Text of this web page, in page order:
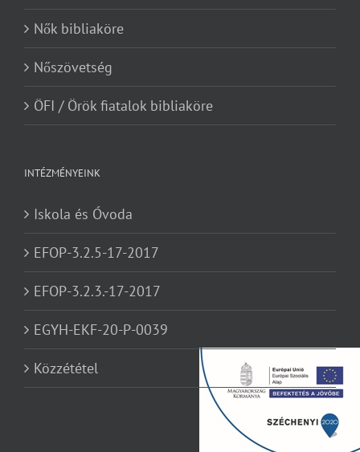
Nők bibliaköre
Nőszövetség
ÖFI / Örök fiatalok bibliaköre
INTÉZMÉNYEINK
Iskola és Óvoda
EFOP-3.2.5-17-2017
EFOP-3.2.3.-17-2017
EGYH-EKF-20-P-0039
Közzététel